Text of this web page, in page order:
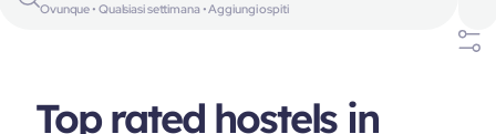
Ovunque • Qualsiasi settimana • Aggiungi ospiti
Top rated hostels in